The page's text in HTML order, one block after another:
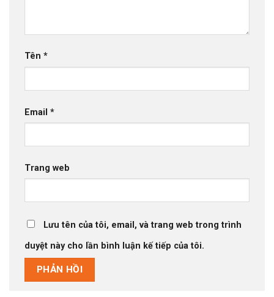
Tên *
Email *
Trang web
Lưu tên của tôi, email, và trang web trong trình
duyệt này cho lần bình luận kế tiếp của tôi.